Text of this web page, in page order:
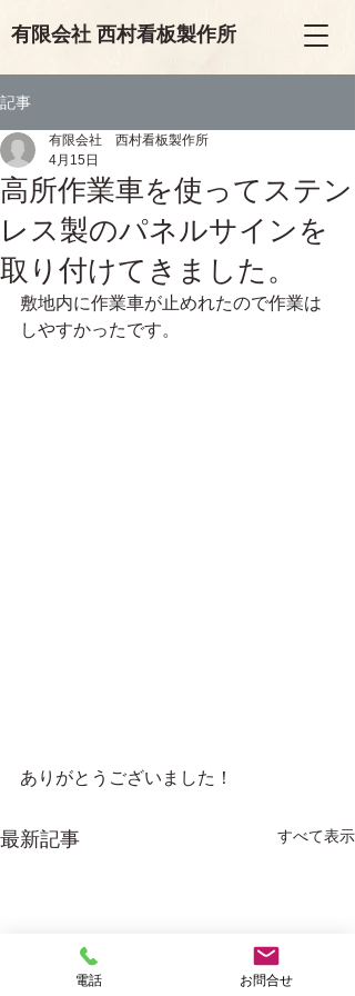
有限会社西村看板製作所
記事
高所作業車を使ってステン
レス製のパネルサインを
取り付けてきました。
有限会社 西村看板製作所
4月15日
敷地内に作業車が止めれたので作業は
しやすかったです。
ありがとうございました！
最新記事 すべて表示
電話 お問合せ